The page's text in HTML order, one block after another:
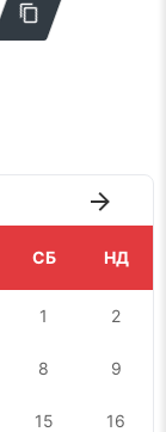
СБ НД
1 2
8 9
15 16